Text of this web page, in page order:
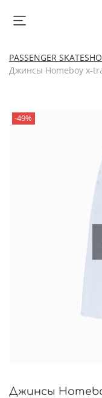
PASSENGER
Джинсы Homeboy x-
-49%
Джинсы